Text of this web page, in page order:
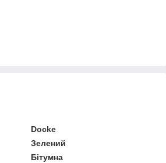
Docke
Зелений
Бітумна